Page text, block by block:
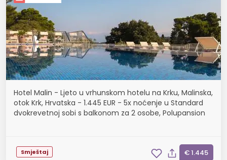
Hotel Malin - Ljeto u vrhunskom hotelu na Krku, Malinska,
otok Krk, Hrvatska - 1.445 EUR - 5x noćenje u Standard
dvokrevetnoj sobi s balkonom za 2 osobe, Polupansion
Smještaj € 1.445